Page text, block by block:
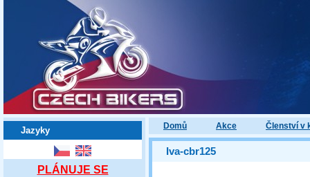
Domů Akce Členství v
Jazyky
PLÁNUJE SE
Iva-cbr125